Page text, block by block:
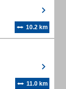
10.2 km
11.0 km